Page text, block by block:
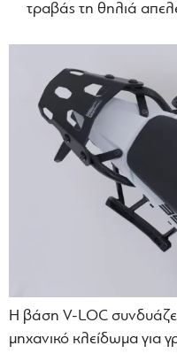
τραβάς τη θηλιά
Η βάση V-LOC
μηχανικό κλείδωμα για